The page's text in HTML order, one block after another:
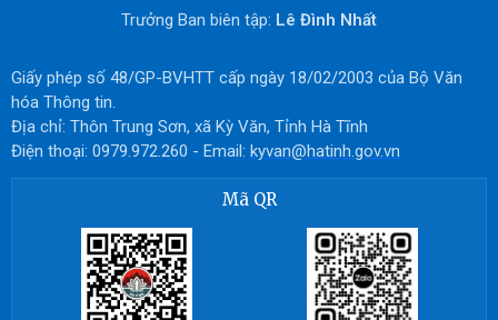
Trưởng Ban biên tập: Lê Đình Nhất
Giấy phép số 48/GP-BVHTT cấp ngày 18/02/2003 của Bộ Văn
hóa Thông tin.
Địa chỉ: Thôn Trung Sơn, xã Kỳ Văn, Tỉnh Hà Tĩnh
Điện thoại: 0979.972.260 - Email: kyvan@hatinh.gov.vn
Mã QR